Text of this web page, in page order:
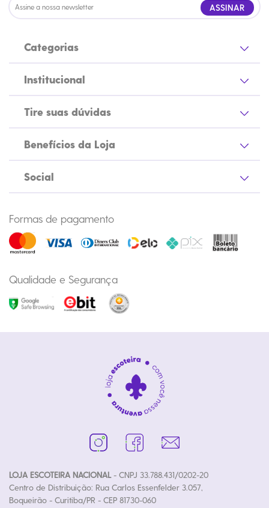
ASSINAR
Categorias
Institucional
Tire suas dúvidas
Benefícios da Loja
Social
Formas de pagamento
Qualidade e Segurança
LOJA ESCOTEIRA NACIONAL- CNPJ 33.788.431/0202-20
Centro de Distribuição: Rua Carlos Essenfelder 3.057,
Boqueirão - Curitiba/PR - CEP 81730-060